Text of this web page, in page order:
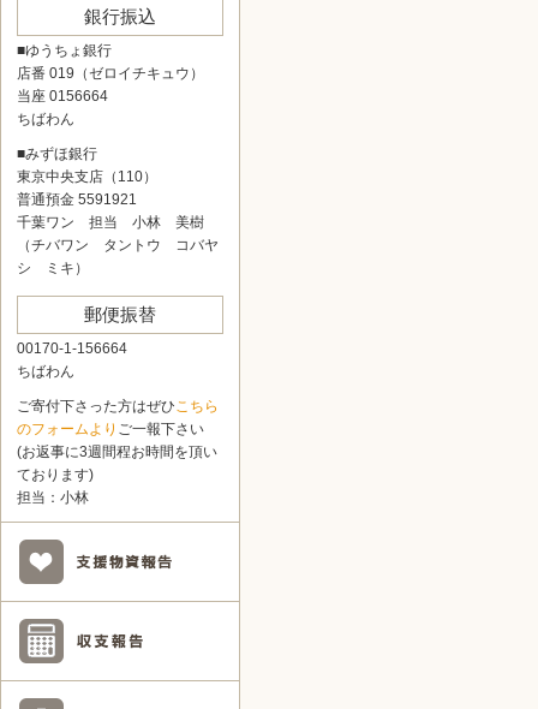
銀行振込
■ゆうちょ銀行
店番 019（ゼロイチキュウ）
当座 0156664
ちばわん
■みずほ銀行
東京中央支店（110）
普通預金 5591921
千葉ワン 担当 小林 美樹
（チバワン タントウ コバヤ
シ ミキ）
郵便振替
00170-1-156664
ちばわん
ご寄付下さった方はぜひこちら
のフォームより ご一報下さい
(お返事に3週間程お時間を頂い
ております)
担当：小林